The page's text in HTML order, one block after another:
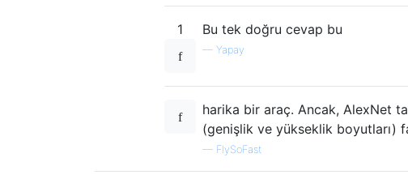
1 Bu tek doğru cevap bu
— Yapay
harika bir araç. Ancak, AlexNet
(genişlik ve yükseklik boyutları)
— FlySoFast